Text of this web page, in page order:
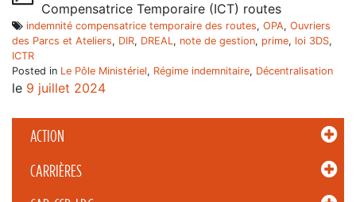
ACTION
CARRIÈRES
Compensatrice Temporaire (ICT) routes
indemnité compensatrice temporaire des routes, OPA, Ouvriers
des Parcs et Ateliers, DIR, DREAL, note de gestion, prime, loi 3DS,
ICTR
Posted in Le Pôle Ministériel, Régime indemnitaire, Décentralisation
le 9 juillet 2024